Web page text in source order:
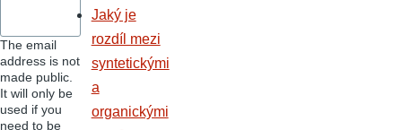
The email
address is not
made public.
It will only be
used if you
need to be
Jaký je
rozdíl mezi
syntetickými
a
organickými